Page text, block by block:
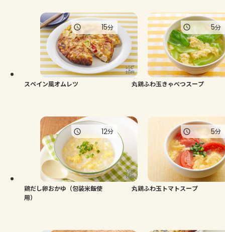
スペイン風オムレツ
15分
丸鶏ふわ玉きゃべつスープ
5分
鶏だし卵おかゆ（包装米飯使
用）
12分
丸鶏ふわ玉トマトスープ
5分